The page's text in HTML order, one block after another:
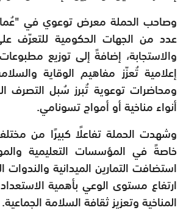
وصاحب الحملة معرض توعوي في
عدد من الجهات الحكومية للتعرّف
والاستجابة، إضافةً إلى توزيع
إعلامية تُعزّز مفاهيم الوقاية
ومحاضرات توعوية تُبرز سُبل التصرف
أنواء مناخية أو أمواج تسونامي.
وشهدت الحملة تفاعلًا كبيرًا من
خاصةً في المؤسسات التعليمية
استضافت التمارين الميدانية
ارتفاع مستوى الوعي بأهمية
المناخية وتعزيز ثقافة السلامة الجماعية.